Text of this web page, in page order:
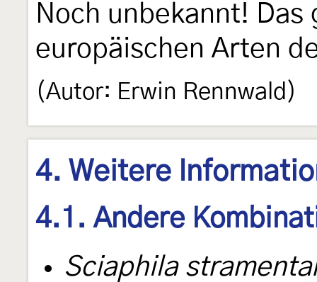
Noch unbekannt!
europäischen Arten
(Autor: Erwin Rennwald)
4. Weitere
4.1. Andere
Sciaphila